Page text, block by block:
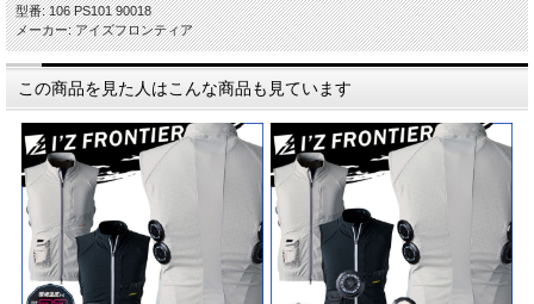
型番: 106 PS101 90018
メーカー: アイズフロンティア
この商品を見た人はこんな商品も見ています